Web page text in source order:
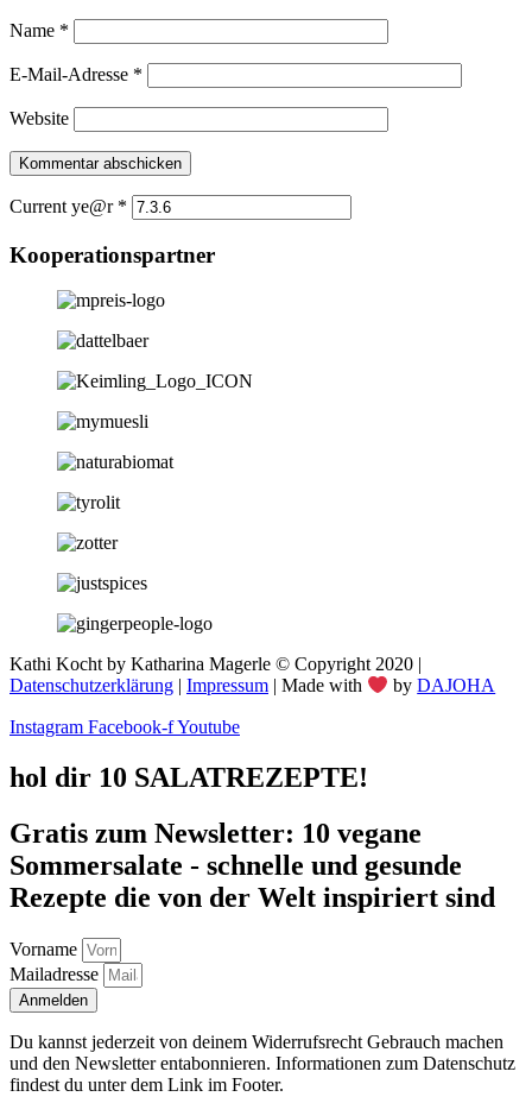
Name *
E-Mail-Adresse *
Website
Current ye@r *
Kooperationspartner
Kathi Kocht by Katharina Magerle © Copyright 2020 |
Datenschutzerklärung
Impressum | Made with byDAJOHA
Instagram Facebook-fYoutube
hol dir 10 SALATREZEPTE!
Gratis zum Newsletter: 10 vegane
Sommersalate - schnelle und gesunde
Rezepte die von der Welt inspiriert sind
Vorname
Mailadresse
Anmelden
Du kannst jederzeit von deinem Widerrufsrecht Gebrauch machen
und den Newsletter entabonnieren. Informationen zum Datenschutz
findest du unter dem Link im Footer.